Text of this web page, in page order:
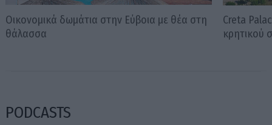
Οικονομικά δωμάτια στην Εύβοια με θέα στη
θάλασσα
Creta
κρητικού
PODCASTS